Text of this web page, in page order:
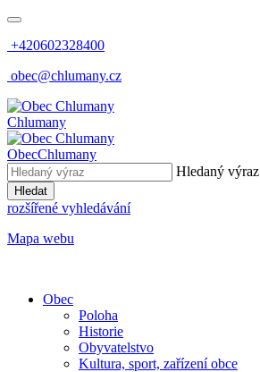
+420602328400
obec@chlumany.cz
Chlumany
ObecChlumany
Hledaný výraz
Hledat
rozšířené vyhledávání
Mapa webu
Obec
Poloha
Historie
Obyvatelstvo
Kultura, sport, zařízení obce